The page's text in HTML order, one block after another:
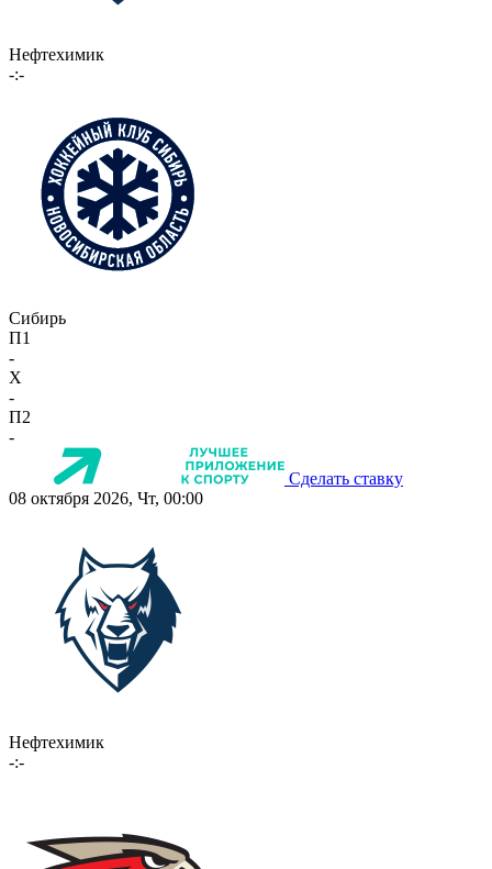
Нефтехимик
-:-
Сибирь
П1
-
X
-
П2
-
Сделать ставку
08 октября 2026, Чт, 00:00
Нефтехимик
-:-